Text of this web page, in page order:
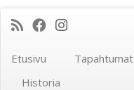
Etusivu Tapahtumat
Historia